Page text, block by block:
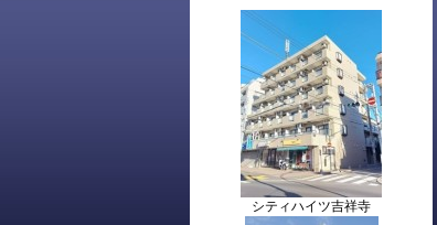
シティハイツ吉祥寺